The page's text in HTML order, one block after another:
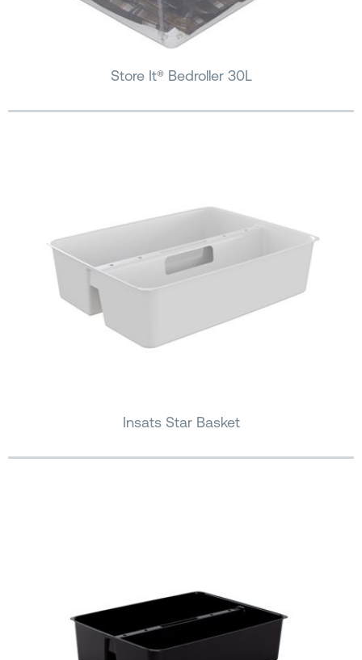
Store It® Bedroller 30L
Insats Star Basket